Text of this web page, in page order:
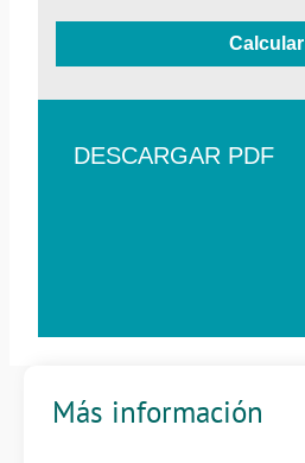
Calcular
DESCARGAR PDF
Más información